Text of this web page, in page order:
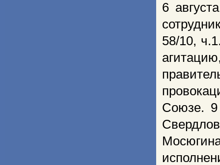
6
58/10,
Союзе. 9